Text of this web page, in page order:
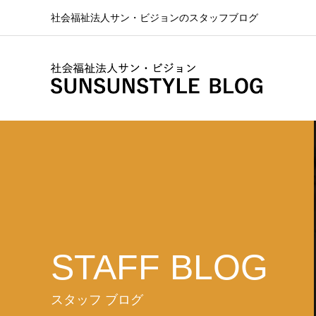
社会福祉法人サン・ビジョンのスタッフブログ
STAFF BLOG
スタッフ ブログ